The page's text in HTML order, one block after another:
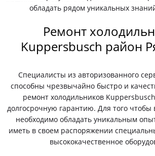
обладать рядом уникальных
Ремонт
Kuppersbusch район
Специалисты из авторизованного
способны чрезвычайно быстро и
ремонт холодильников
долгосрочную гарантию. Для того чтобы
необходимо обладать уникальным
иметь в своем распоряжении
высококачественное